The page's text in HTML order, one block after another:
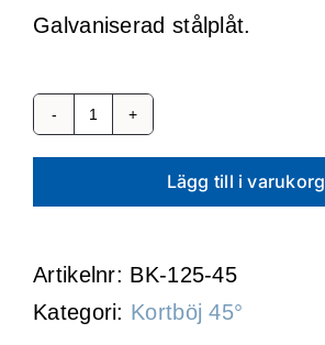
Galvaniserad stålplåt.
45°
n/n
BK-
125-
Lägg till i varukorg
Artikelnr: BK-125-45
Kategori: Kortböj 45°